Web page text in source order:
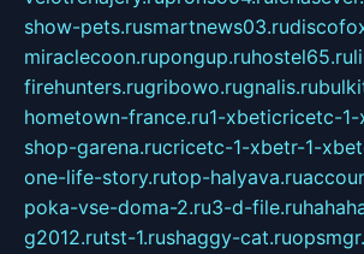
show-pets.rusmartnews03.ru
miraclecoon.rupongup.ruhostel65.ru
firehunters.rugribowo.rugnalis.ru
hometown-france.ru1-xbeticricetc-
shop-garena.rucricetc-1-xbetr-1-
one-life-story.rutop-halyava.ru
poka-vse-doma-2.ru3-d-file.ru
g2012.rutst-1.rushaggy-cat.ru